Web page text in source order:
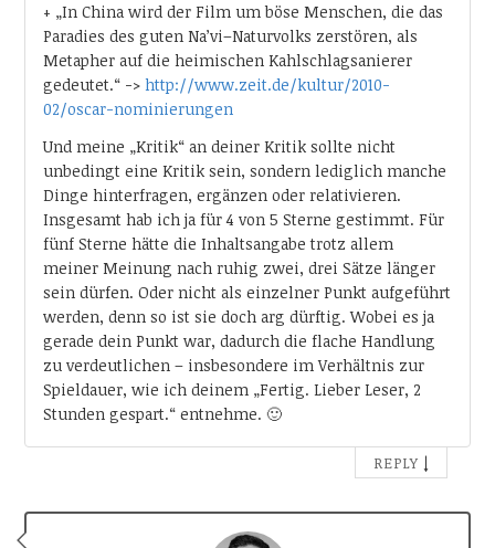
+ „In China wird der Film um böse Menschen, die das
Paradies des guten Na’vi–Naturvolks zerstören, als
Metapher auf die heimischen Kahlschlagsanierer
gedeutet.“ ->http://www.zeit.de/kultur/2010-
02/oscar-nominierungen
Und meine „Kritik“ an deiner Kritik sollte nicht
unbedingt eine Kritik sein, sondern lediglich manche
Dinge hinterfragen, ergänzen oder relativieren.
Insgesamt hab ich ja für 4 von 5 Sterne gestimmt. Für
fünf Sterne hätte die Inhaltsangabe trotz allem
meiner Meinung nach ruhig zwei, drei Sätze länger
sein dürfen. Oder nicht als einzelner Punkt aufgeführt
werden, denn so ist sie doch arg dürftig. Wobei es ja
gerade dein Punkt war, dadurch die flache Handlung
zu verdeutlichen – insbesondere im Verhältnis zur
Spieldauer, wie ich deinem „Fertig. Lieber Leser, 2
Stunden gespart.“ entnehme. 🙂
REPLY ↓